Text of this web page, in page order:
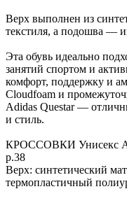
Верх выполнен из
текстиля, а подошва —
Эта обувь идеально
занятий спортом и
комфорт, поддержку и
Cloudfoam и
Adidas Questar —
и стиль.
КРОССОВКИ Унисекс
р.38
Верх: синтетический
термопластичный